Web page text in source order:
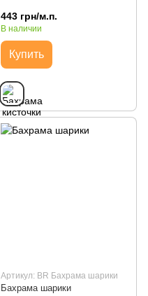
443 грн/м.п.
В наличии
Купить
Артикул: BR Бахрама шарики
Бахрама шарики